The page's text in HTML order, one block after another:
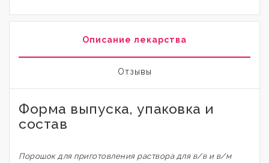
Описание лекарства
Отзывы
Форма выпуска, упаковка и
состав
Порошок для приготовления раствора для в/в и в/м